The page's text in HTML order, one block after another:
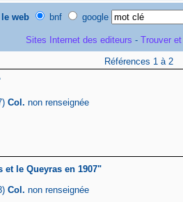
web bnf google
Sites Internet des editeurs - Trouver
Références 1 à 2
Col. non renseignée
le Queyras en 1907"
Col. non renseignée